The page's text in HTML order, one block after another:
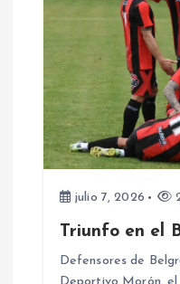
ó
n
julio 7, 2026
Triunfo en el
Defensores de